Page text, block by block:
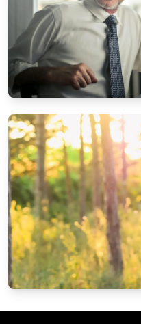
UNTERHALTUNG &
Die besten
4/1/2025 Von Stefan
LEBENSSTIL